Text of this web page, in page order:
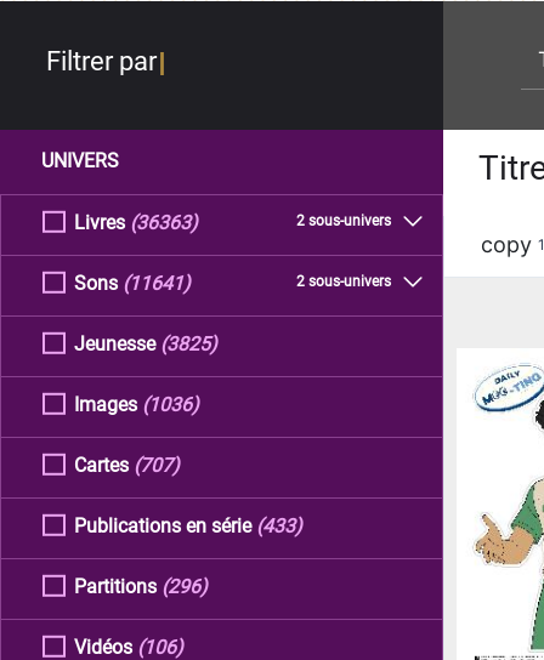
Filtrer par
UNIVERS
Livres 2 sous-univers
(36363)
Sons 2 sous-univers
(11641)
Jeunesse (3825)
Images (1036)
Cartes (707)
Publications en série (433)
Partitions (296)
Vidéos (106)
copy